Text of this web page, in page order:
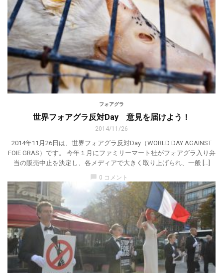
フォアグラ
世界フォアグラ反対Day 意見を届けよう！
2014/11/26
2014年11月26日は、世界フォアグラ反対Day（WORLD DAY AGAINST
FOIE GRAS）です。 今年１月にファミリーマート社がフォアグラ入り弁
当の販売中止を決定し、各メディアで大きく取り上げられ、一般 […]
0 コメント